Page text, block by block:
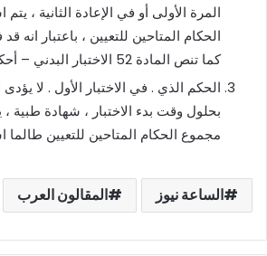
المرة الأولى أو في الإعادة الثانية ،
الحكام المتاحين للتعيين ، باعتبار انه
كما تنص المادة 52 الاختبار البدني – أحكام عامة على
الحكم الذي . في الاختبار الأول . لا يؤدى
بحلول وقت بدء الاختبار ، شهادة طبية
مجموع الحكام المتاحين للتعيين طالما
الساعة نيوز المقالون العرب